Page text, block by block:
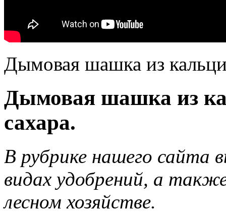
Дымовая шашка из
Дымовая шашка из
сахара.
В рубрике нашего сайта
видах удобрений, а
лесном хозяйстве.